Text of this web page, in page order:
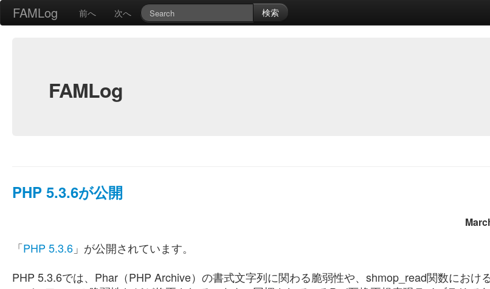
FAMLog 前へ 次へ 検索
FAMLog
PHP 5.3.6が公開
「PHP 5.3.6 」が公開されています。
PHP 5.3.6では、Phar（PHP Archive）の書式文字列に関わる脆弱性や、shmop_read関数におけ